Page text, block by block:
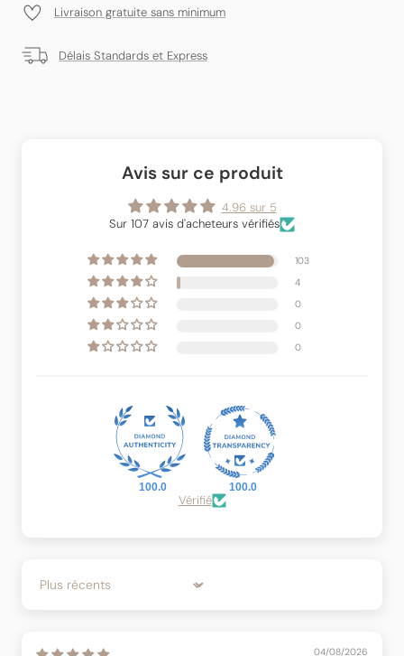
Livraison gratuite sans minimum
Délais Standards et Express
Avis sur ce produit
4.96 sur 5
Sur 107 avis d'acheteurs vérifiés
103
4
0
0
0
100.0 100.0
Vérifié
Sort by
04/08/2026